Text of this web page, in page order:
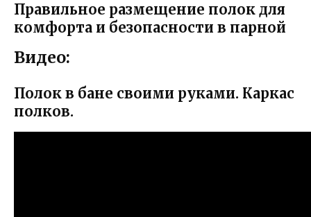
Правильное размещение полок для
комфорта и безопасности в парной
Видео:
Полок в бане своими руками. Каркас
полков.